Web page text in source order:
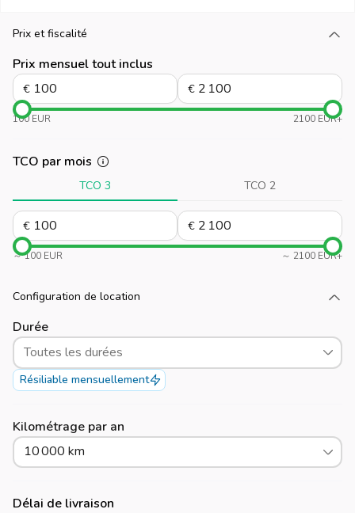
Prix et fiscalité
Prix mensuel tout inclus
€ €
100 EUR 2100 EUR+
TCO par mois
TCO 3 TCO 2
€ €
～ 100 EUR ～ 2100 EUR+
Configuration de location
Durée
Toutes les durées
Résiliable mensuellement
Kilométrage par an
10 000 km
Délai de livraison